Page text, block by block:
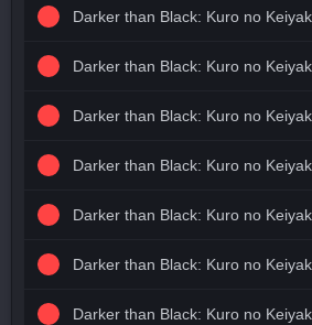
Darker than Black: Kuro no
Darker than Black: Kuro no
Darker than Black: Kuro no
Darker than Black: Kuro no
Darker than Black: Kuro no
Darker than Black: Kuro no
Darker than Black: Kuro no